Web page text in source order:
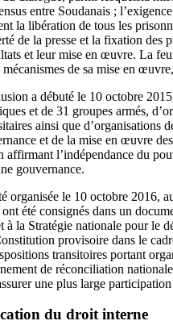
entre Soudanais ;
la libération de tous les
de la presse et la fixation des
et leur mise en œuvre. La
de sa mise en
a débuté le 10 octobre
et de 31 groupes armés,
ainsi que d’organisations
et de la mise en œuvre
affirmant l’indépendance du
gouvernance.
organisée le 10 octobre 2016,
été consignés dans un
à la Stratégie nationale pour le
provisoire dans le
transitoires portant
de réconciliation
une plus large
du droit interne